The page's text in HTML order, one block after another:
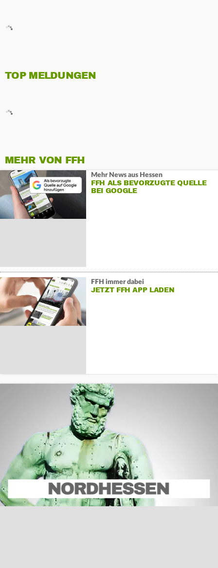
TOP MELDUNGEN
MEHR VON FFH
Mehr News aus Hessen
FFH ALS BEVORZUGTE QUELLE
BEI GOOGLE
FFH immer dabei
JETZT FFH APP LADEN